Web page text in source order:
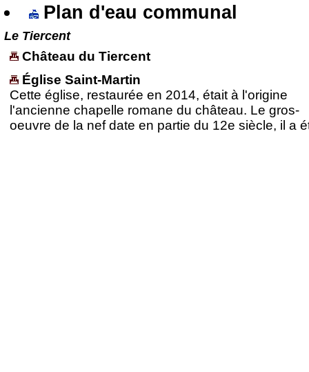
Plan d'eau communal
Le Tiercent
Château du Tiercent
Église Saint-Martin
Cette église, restaurée en 2014, était à l'origine
l'ancienne chapelle romane du château. Le gros-
oeuvre de la nef date en partie du 12e siècle, il a